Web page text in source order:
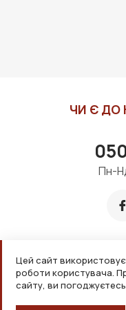
Цей сайт використовує
роботи користувача.
сайту, ви
ЧИ Є ДО
Пн-
2026, ТОВ